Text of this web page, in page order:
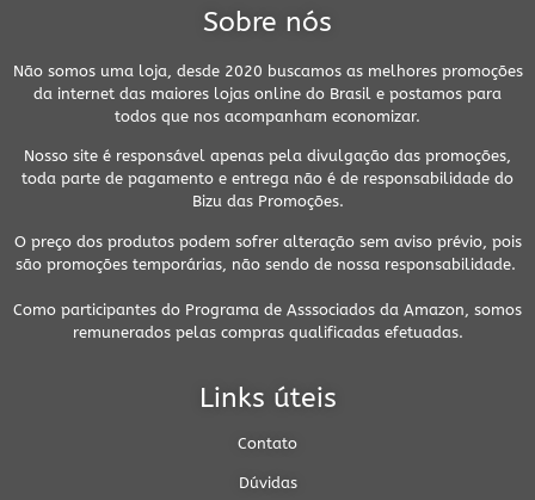
Sobre nós
Não somos uma loja, desde 2020 buscamos as melhores promoções
da internet das maiores lojas online do Brasil e postamos para
todos que nos acompanham economizar.
Nosso site é responsável apenas pela divulgação das promoções,
toda parte de pagamento e entrega não é de responsabilidade do
Bizu das Promoções.
O preço dos produtos podem sofrer alteração sem aviso prévio, pois
são promoções temporárias, não sendo de nossa responsabilidade.
Como participantes do Programa de Asssociados da Amazon, somos
remunerados pelas compras qualificadas efetuadas.
Links úteis
Contato
Dúvidas